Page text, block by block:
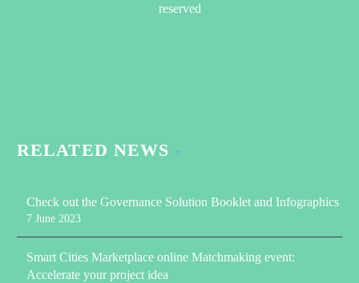
reserved
RELATED NEWS
Check out the Governance Solution Booklet and Infographics
7 June 2023
Smart Cities Marketplace online Matchmaking event:
Accelerate your project idea